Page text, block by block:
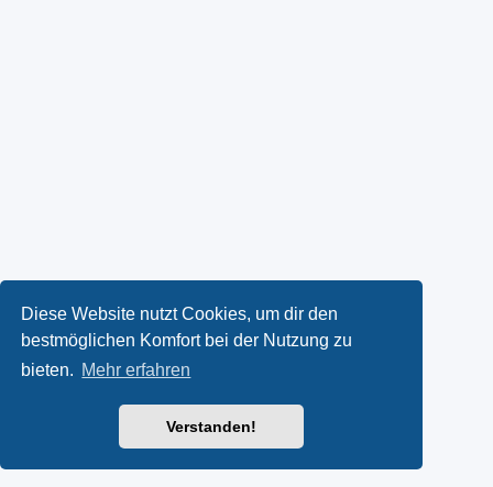
Diese Website nutzt Cookies, um dir den
bestmöglichen Komfort bei der Nutzung zu
bieten. Mehr erfahren
Verstanden!